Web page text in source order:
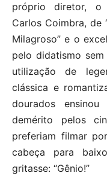
próprio diretor, o
Carlos Coimbra, de
Milagroso” e o
pelo didatismo
utilização de
clássica e
dourados
demérito pelos
preferiam filmar
cabeça para
gritasse: “Gênio!”